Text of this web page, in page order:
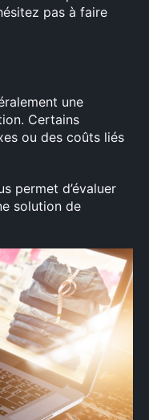
pas à faire
une
Certains
ou des coûts liés
permet d’évaluer
solution de